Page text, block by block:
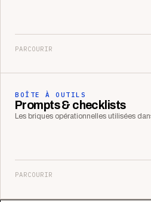
PARCOURIR
BOÎTE À OUTILS
Prompts & checklists
Les briques opérationnelles utilisées
PARCOURIR